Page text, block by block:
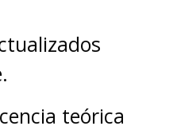
teórica